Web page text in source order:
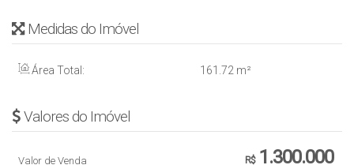
Medidas do Imóvel
Área Total: 161 .72 m²
Valores do Imóvel
R$1.300.000
Valor de Venda